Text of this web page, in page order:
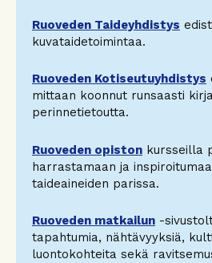
Ruoveden Taideyhdistys
kuvataidetoimintaa.
Ruoveden Kotiseutuyhdistys
mittaan koonnut runsaasti
perinnetietoutta.
Ruoveden opiston kursseilla
harrastamaan ja
taideaineiden parissa.
Ruoveden matkailun -
tapahtumia, nähtävyyksiä,
luontokohteita sekä